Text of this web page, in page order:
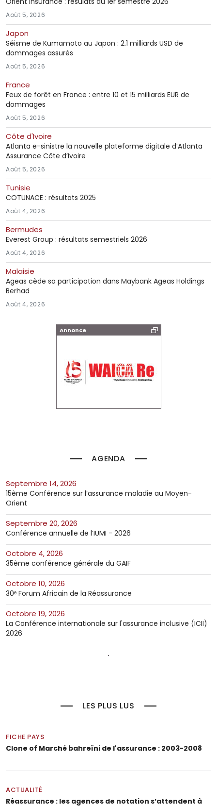
Annonce
AGENDA
septembre 14, 2026
15ème Conférence sur l’assurance maladie au Moyen-
Orient
septembre 20, 2026
Conférence annuelle de l’IUMI - 2026
octobre 4, 2026
35ème conférence générale du GAIF
octobre 10, 2026
30ᵉ Forum Africain de la Réassurance
octobre 19, 2026
La Conférence internationale sur l'assurance inclusive (ICII)
2026
LES PLUS LUS
FICHE PAYS
Clone of Marché bahreïni de l'assurance : 2003-2008
ACTUALITÉ
Réassurance : les agences de notation s’attendent à
Août 5, 2026
Japon
Séisme de Kumamoto au Japon : 2.1 milliards USD de
dommages assurés
Août 5, 2026
France
Feux de forêt en France : entre 10 et 15 milliards EUR de
dommages
Août 5, 2026
Côte d'Ivoire
Atlanta e-sinistre la nouvelle plateforme digitale d’Atlanta
Assurance Côte d’Ivoire
Août 5, 2026
Tunisie
COTUNACE : résultats 2025
Août 4, 2026
Bermudes
Everest Group : résultats semestriels 2026
Août 4, 2026
Malaisie
Ageas cède sa participation dans Maybank Ageas Holdings
Berhad
Août 4, 2026